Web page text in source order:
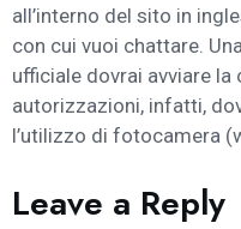
all’interno del sito in
con cui vuoi chattare.
ufficiale dovrai avviare
autorizzazioni, infatti,
l’utilizzo di fotocamera
Leave a Reply